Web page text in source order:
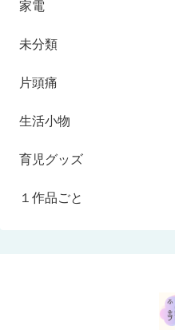
家電
未分類
片頭痛
生活小物
育児グッズ
１作品ごと